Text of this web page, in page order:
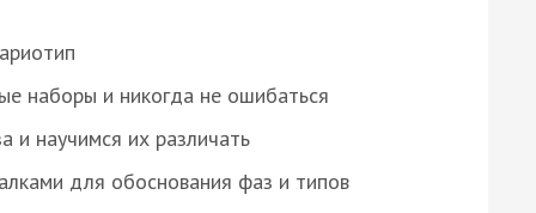
наборы и никогда не ошибаться
и научимся их различать
для обоснования фаз и типов